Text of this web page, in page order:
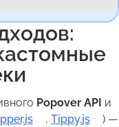
Popover API и
, Tippy.js
) —